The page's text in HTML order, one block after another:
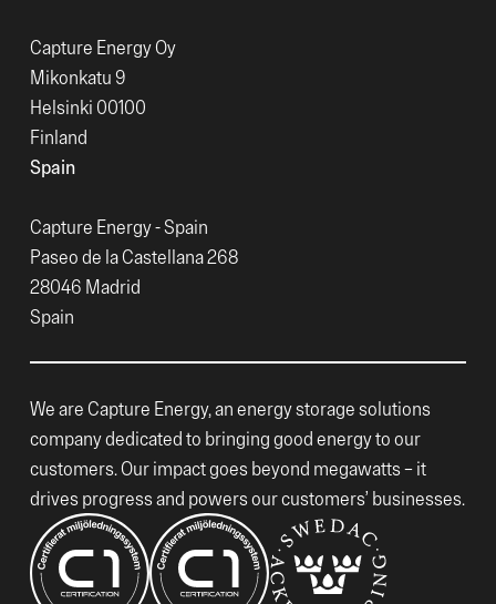
Capture Energy Oy
Mikonkatu 9
Helsinki 00100
Finland
Spain
Capture Energy - Spain
Paseo de la Castellana 268
28046 Madrid
Spain
We are Capture Energy, an energy storage solutions
company dedicated to bringing good energy to our
customers. Our impact goes beyond megawatts – it
drives progress and powers our customers’ businesses.